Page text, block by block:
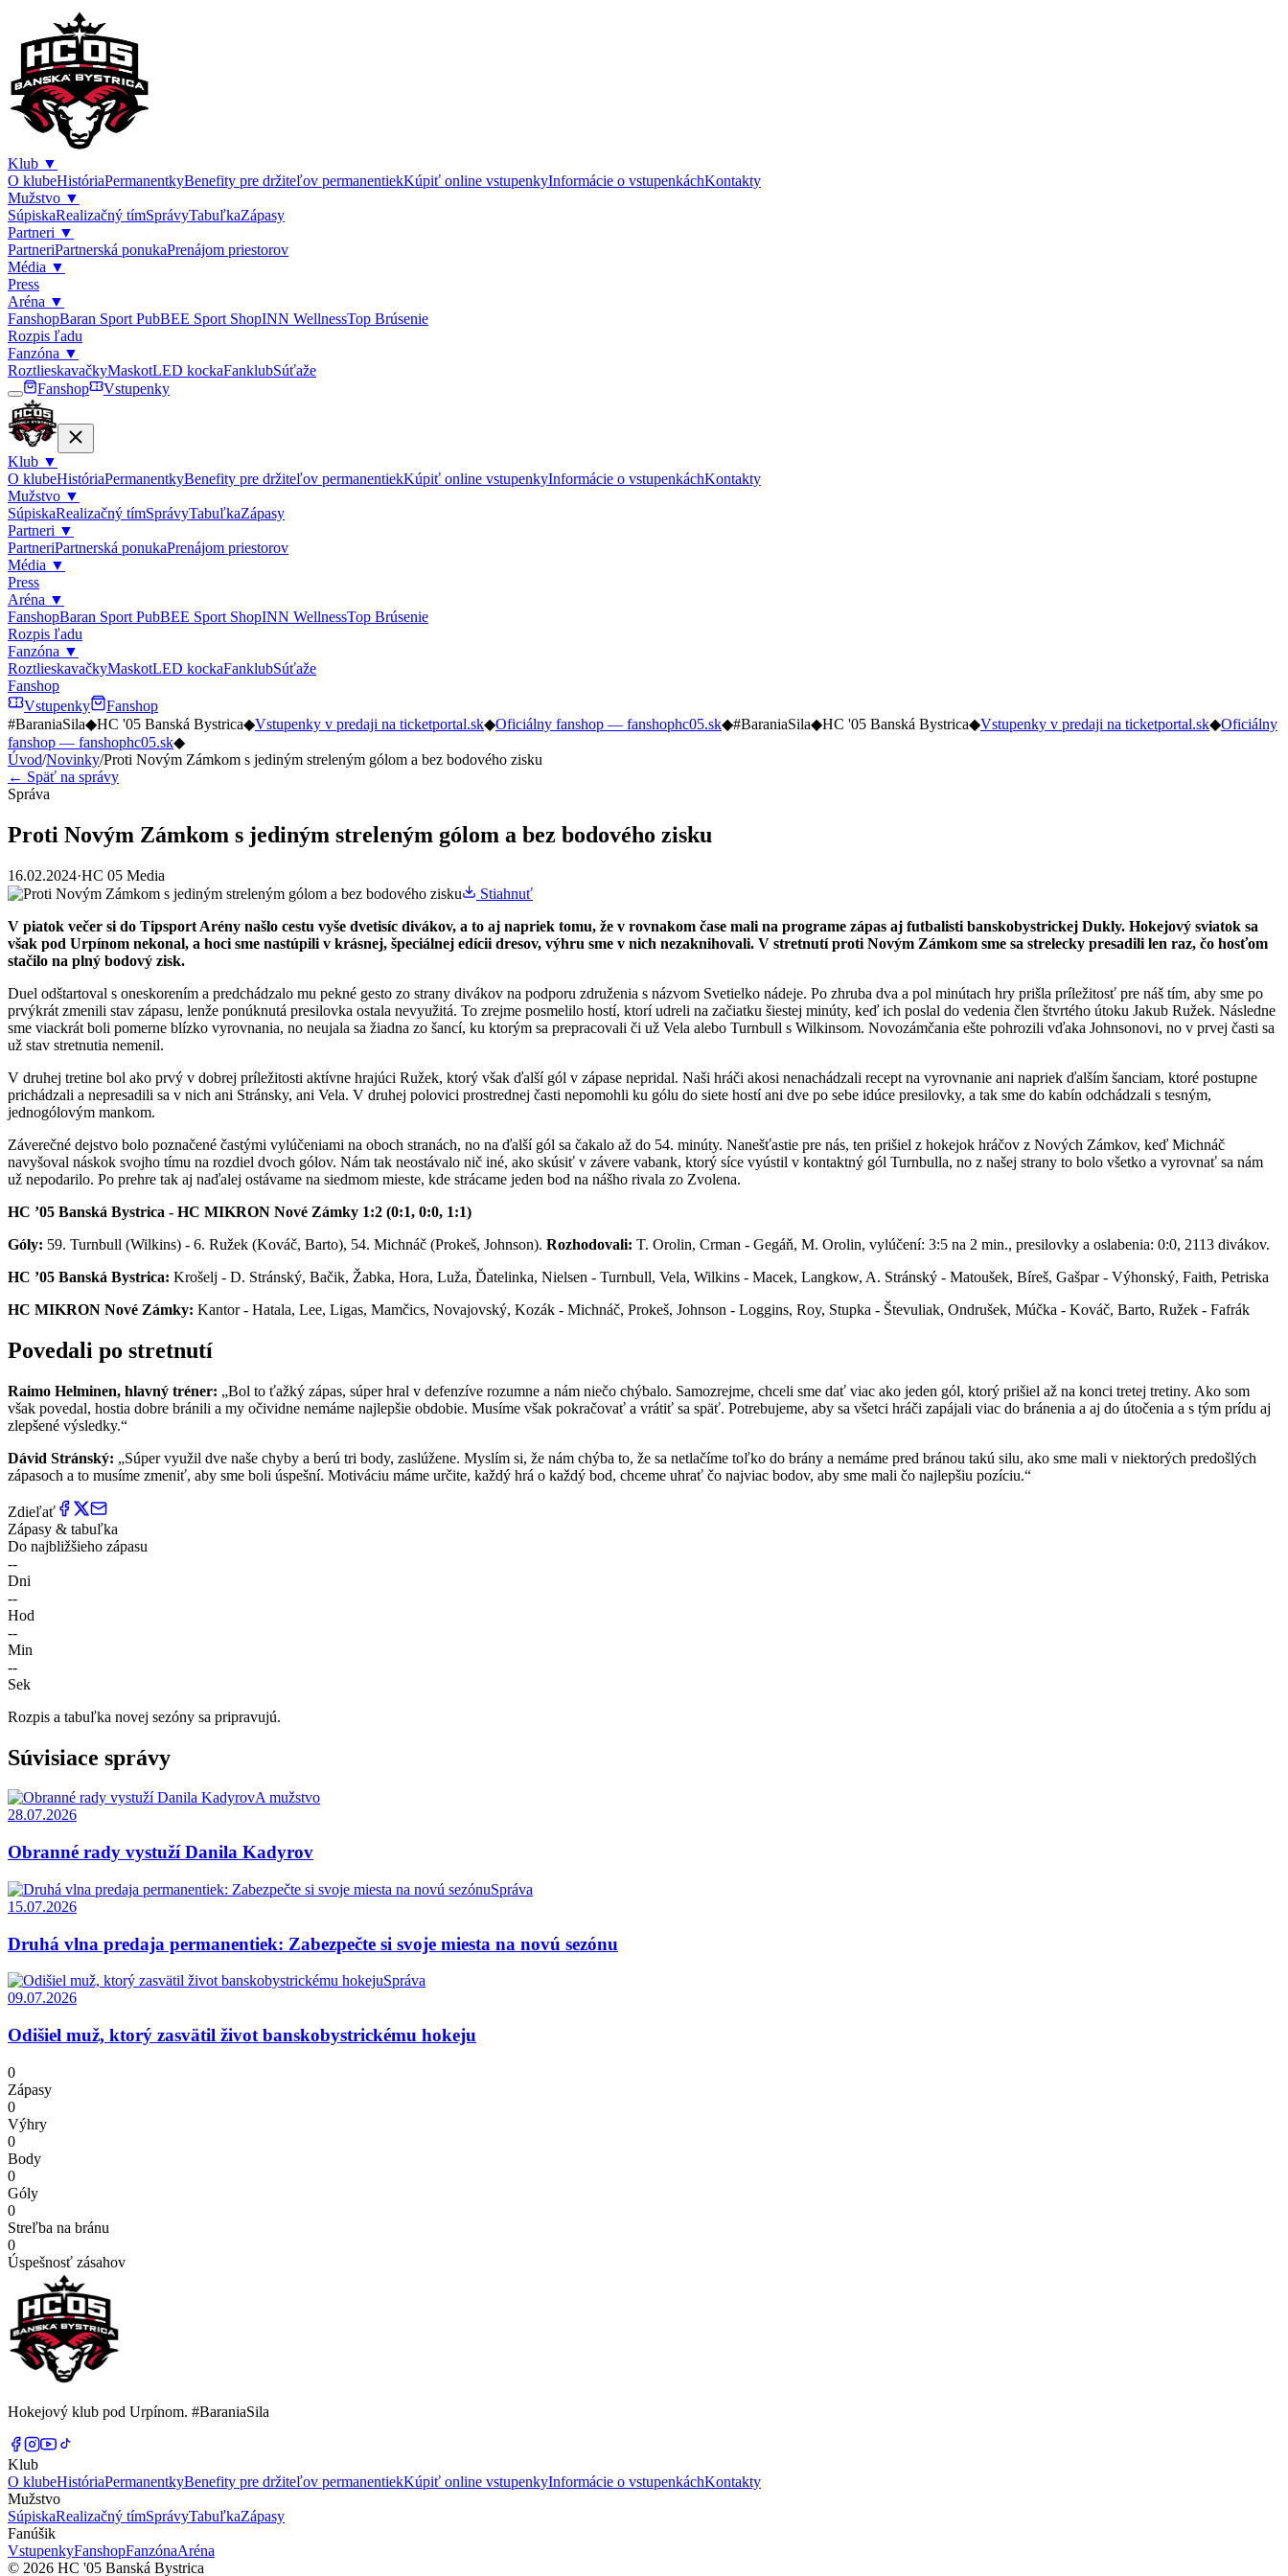
Klub ▼
O klubeHistóriaPermanentkyBenefity pre držiteľov permanentiekKúpiť online vstupenkyInformácie o vstupenkáchKontakty
Mužstvo ▼
SúpiskaRealizačný tímSprávyTabuľkaZápasy
Partneri ▼
PartneriPartnerská ponukaPrenájom priestorov
Média ▼
Press
Aréna ▼
FanshopBaran Sport PubBEE Sport ShopINN WellnessTop Brúsenie
Rozpis ľadu
Fanzóna ▼
RoztlieskavačkyMaskotLED kockaFanklubSúťaže
Fanshop
Vstupenky
Klub ▼
O klubeHistóriaPermanentkyBenefity pre držiteľov permanentiekKúpiť online vstupenkyInformácie o vstupenkáchKontakty
Mužstvo ▼
SúpiskaRealizačný tímSprávyTabuľkaZápasy
Partneri ▼
PartneriPartnerská ponukaPrenájom priestorov
Média ▼
Press
Aréna ▼
FanshopBaran Sport PubBEE Sport ShopINN WellnessTop Brúsenie
Rozpis ľadu
Fanzóna ▼
RoztlieskavačkyMaskotLED kockaFanklubSúťaže
Fanshop
Vstupenky
Fanshop
#BaraniaSila◆HC '05 Banská Bystrica◆Vstupenky v predaji na ticketportal.sk◆Oficiálny fanshop — fanshophc05.sk◆#BaraniaSila◆HC '05 Banská Bystrica◆Vstupenky v predaji na ticketportal.sk◆Oficiálny
fanshop — fanshophc05.sk◆
Úvod/Novinky/Proti Novým Zámkom s jediným streleným gólom a bez bodového zisku
← Späť na správy
Správa
Proti Novým Zámkom s jediným streleným gólom a bez bodového zisku
16.02.2024·HC 05 Media
Stiahnuť
V piatok večer si do Tipsport Arény našlo cestu vyše dvetisíc divákov, a to aj napriek tomu, že v rovnakom čase mali na programe zápas aj futbalisti banskobystrickej Dukly. Hokejový sviatok sa
však pod Urpínom nekonal, a hoci sme nastúpili v krásnej, špeciálnej edícii dresov, výhru sme v nich nezaknihovali. V stretnutí proti Novým Zámkom sme sa strelecky presadili len raz, čo hosťom
stačilo na plný bodový zisk.
Duel odštartoval s oneskorením a predchádzalo mu pekné gesto zo strany divákov na podporu združenia s názvom Svetielko nádeje. Po zhruba dva a pol minútach hry prišla príležitosť pre náš tím, aby sme po
prvýkrát zmenili stav zápasu, lenže ponúknutá presilovka ostala nevyužitá. To zrejme posmelilo hostí, ktorí udreli na začiatku šiestej minúty, keď ich poslal do vedenia člen štvrtého útoku Jakub Ružek. Následne
sme viackrát boli pomerne blízko vyrovnania, no neujala sa žiadna zo šancí, ku ktorým sa prepracovali či už Vela alebo Turnbull s Wilkinsom. Novozámčania ešte pohrozili vďaka Johnsonovi, no v prvej časti sa
už stav stretnutia nemenil.
V druhej tretine bol ako prvý v dobrej príležitosti aktívne hrajúci Ružek, ktorý však ďalší gól v zápase nepridal. Naši hráči akosi nenachádzali recept na vyrovnanie ani napriek ďalším šanciam, ktoré postupne
prichádzali a nepresadili sa v nich ani Stránsky, ani Vela. V druhej polovici prostrednej časti nepomohli ku gólu do siete hostí ani dve po sebe idúce presilovky, a tak sme do kabín odchádzali s tesným,
jednogólovým mankom.
Záverečné dejstvo bolo poznačené častými vylúčeniami na oboch stranách, no na ďalší gól sa čakalo až do 54. minúty. Nanešťastie pre nás, ten prišiel z hokejok hráčov z Nových Zámkov, keď Michnáč
navyšoval náskok svojho tímu na rozdiel dvoch gólov. Nám tak neostávalo nič iné, ako skúsiť v závere vabank, ktorý síce vyústil v kontaktný gól Turnbulla, no z našej strany to bolo všetko a vyrovnať sa nám
už nepodarilo. Po prehre tak aj naďalej ostávame na siedmom mieste, kde strácame jeden bod na nášho rivala zo Zvolena.
HC ’05 Banská Bystrica - HC MIKRON Nové Zámky 1:2 (0:1, 0:0, 1:1)
Góly: 59. Turnbull (Wilkins) - 6. Ružek (Kováč, Barto), 54. Michnáč (Prokeš, Johnson). Rozhodovali: T. Orolin, Crman - Gegáň, M. Orolin, vylúčení: 3:5 na 2 min., presilovky a oslabenia: 0:0, 2113 divákov.
HC ’05 Banská Bystrica: Krošelj - D. Stránský, Bačik, Žabka, Hora, Luža, Ďatelinka, Nielsen - Turnbull, Vela, Wilkins - Macek, Langkow, A. Stránský - Matoušek, Bíreš, Gašpar - Výhonský, Faith, Petriska
HC MIKRON Nové Zámky: Kantor - Hatala, Lee, Ligas, Mamčics, Novajovský, Kozák - Michnáč, Prokeš, Johnson - Loggins, Roy, Stupka - Števuliak, Ondrušek, Múčka - Kováč, Barto, Ružek - Fafrák
Povedali po stretnutí
Raimo Helminen, hlavný tréner: „Bol to ťažký zápas, súper hral v defenzíve rozumne a nám niečo chýbalo. Samozrejme, chceli sme dať viac ako jeden gól, ktorý prišiel až na konci tretej tretiny. Ako som
však povedal, hostia dobre bránili a my očividne nemáme najlepšie obdobie. Musíme však pokračovať a vrátiť sa späť. Potrebujeme, aby sa všetci hráči zapájali viac do bránenia a aj do útočenia a s tým prídu aj
zlepšené výsledky.“
Dávid Stránský: „Súper využil dve naše chyby a berú tri body, zaslúžene. Myslím si, že nám chýba to, že sa netlačíme toľko do brány a nemáme pred bránou takú silu, ako sme mali v niektorých predošlých
zápasoch a to musíme zmeniť, aby sme boli úspešní. Motiváciu máme určite, každý hrá o každý bod, chceme uhrať čo najviac bodov, aby sme mali čo najlepšiu pozíciu.“
Zdieľať
Zápasy & tabuľka
Do najbližšieho zápasu
--
Dni
--
Hod
--
Min
--
Sek
Rozpis a tabuľka novej sezóny sa pripravujú.
Súvisiace správy
A mužstvo
28.07.2026
Obranné rady vystuží Danila Kadyrov
Správa
15.07.2026
Druhá vlna predaja permanentiek: Zabezpečte si svoje miesta na novú sezónu
Správa
09.07.2026
Odišiel muž, ktorý zasvätil život banskobystrickému hokeju
0
Zápasy
0
Výhry
0
Body
0
Góly
0
Streľba na bránu
0
Úspešnosť zásahov
Hokejový klub pod Urpínom. #BaraniaSila
Klub
O klubeHistóriaPermanentkyBenefity pre držiteľov permanentiekKúpiť online vstupenkyInformácie o vstupenkáchKontakty
Mužstvo
SúpiskaRealizačný tímSprávyTabuľkaZápasy
Fanúšik
VstupenkyFanshopFanzónaAréna
© 2026 HC '05 Banská Bystrica